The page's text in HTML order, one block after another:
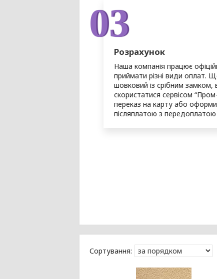
03
Розрахунок
Наша компанія працює
приймати різні види оплат.
шовковий із срібним
скористатися сервісом
переказ на карту або
післяплатою з передоплатою